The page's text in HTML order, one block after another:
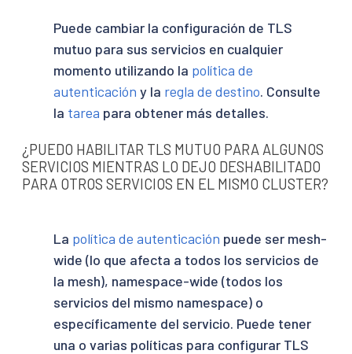
Puede cambiar la configuración de TLS
mutuo para sus servicios en cualquier
momento utilizando la política de
autenticación y la regla de destino. Consulte
la tarea para obtener más detalles.
¿PUEDO HABILITAR TLS MUTUO PARA ALGUNOS
SERVICIOS MIENTRAS LO DEJO DESHABILITADO
PARA OTROS SERVICIOS EN EL MISMO CLUSTER?
La política de autenticación puede ser mesh-
wide (lo que afecta a todos los servicios de
la mesh), namespace-wide (todos los
servicios del mismo namespace) o
específicamente del servicio. Puede tener
una o varias políticas para configurar TLS